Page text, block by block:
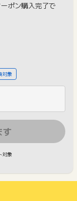
ポン購入完了で
対象
す
対象